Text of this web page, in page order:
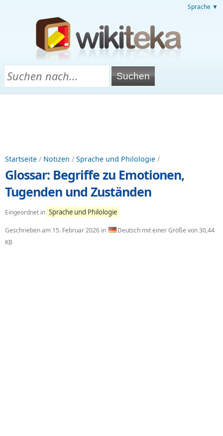
Sprache ▼
Startseite / Notizen / Sprache und Philologie /
Glossar: Begriffe zu Emotionen,
Tugenden und Zuständen
Eingeordnet in Sprache und Philologie
Geschrieben am 15. Februar 2026 in
Deutsch mit einer Größe von 30,44
KB